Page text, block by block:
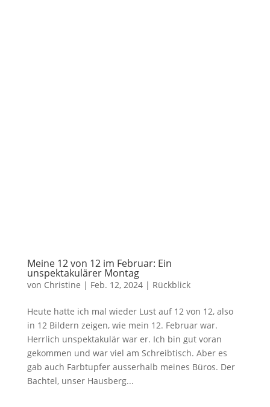
Meine 12 von 12 im Februar: Ein
unspektakulärer Montag
von Christine | Feb. 12, 2024| Rückblick
Heute hatte ich mal wieder Lust auf 12 von 12, also
in 12 Bildern zeigen, wie mein 12. Februar war.
Herrlich unspektakulär war er. Ich bin gut voran
gekommen und war viel am Schreibtisch. Aber es
gab auch Farbtupfer ausserhalb meines Büros. Der
Bachtel, unser Hausberg...